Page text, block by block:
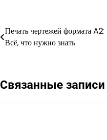
по
записям
Печать чертежей формата A2:
Всё, что нужно знать
Связанные записи